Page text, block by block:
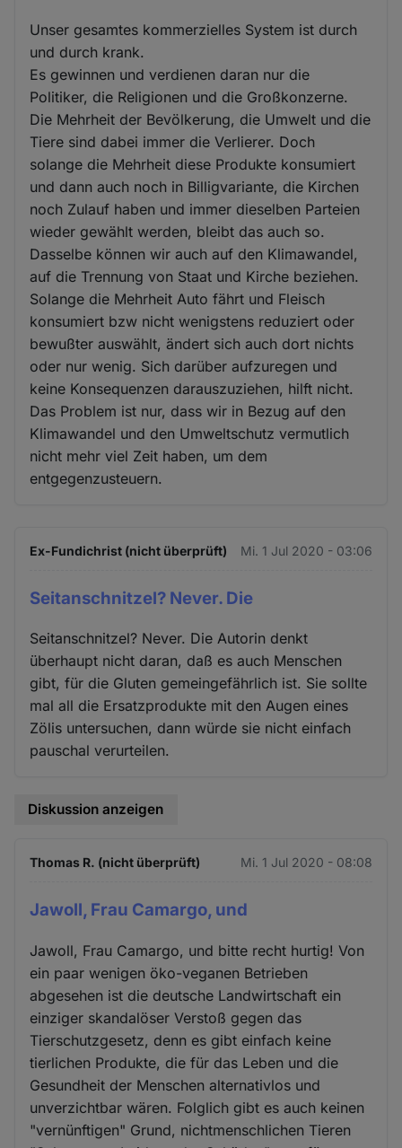
Unser gesamtes kommerzielles System ist durch
und durch krank.
Es gewinnen und verdienen daran nur die
Politiker, die Religionen und die Großkonzerne.
Die Mehrheit der Bevölkerung, die Umwelt und die
Tiere sind dabei immer die Verlierer. Doch
solange die Mehrheit diese Produkte konsumiert
und dann auch noch in Billigvariante, die Kirchen
noch Zulauf haben und immer dieselben Parteien
wieder gewählt werden, bleibt das auch so.
Dasselbe können wir auch auf den Klimawandel,
auf die Trennung von Staat und Kirche beziehen.
Solange die Mehrheit Auto fährt und Fleisch
konsumiert bzw nicht wenigstens reduziert oder
bewußter auswählt, ändert sich auch dort nichts
oder nur wenig. Sich darüber aufzuregen und
keine Konsequenzen darauszuziehen, hilft nicht.
Das Problem ist nur, dass wir in Bezug auf den
Klimawandel und den Umweltschutz vermutlich
nicht mehr viel Zeit haben, um dem
entgegenzusteuern.
Ex-Fundichrist (nicht überprüft) Mi. 1 Jul 2020 - 03:06
Seitanschnitzel? Never. Die
Seitanschnitzel? Never. Die Autorin denkt
überhaupt nicht daran, daß es auch Menschen
gibt, für die Gluten gemeingefährlich ist. Sie sollte
mal all die Ersatzprodukte mit den Augen eines
Zölis untersuchen, dann würde sie nicht einfach
pauschal verurteilen.
Diskussion anzeigen
Thomas R. (nicht überprüft) Mi. 1 Jul 2020 - 08:08
Jawoll, Frau Camargo, und
Jawoll, Frau Camargo, und bitte recht hurtig! Von
ein paar wenigen öko-veganen Betrieben
abgesehen ist die deutsche Landwirtschaft ein
einziger skandalöser Verstoß gegen das
Tierschutzgesetz, denn es gibt einfach keine
tierlichen Produkte, die für das Leben und die
Gesundheit der Menschen alternativlos und
unverzichtbar wären. Folglich gibt es auch keinen
"vernünftigen" Grund, nichtmenschlichen Tieren